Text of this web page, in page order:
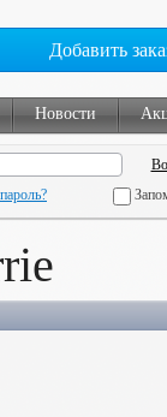
Добавить
Новости